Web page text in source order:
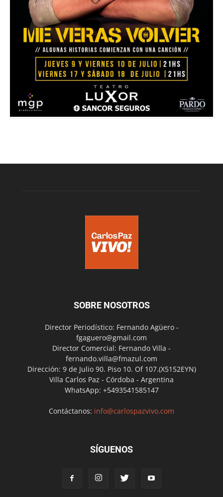
SOBRE NOSOTROS
Director Periodístico: Fernando Agüero -
fgaguero@gmail.com
Director Comercial: Fernando Villa -
fernando.villa@fmazul.com
Dirección: 9 de Julio 90. Piso 10. Of 107.(X5152EYN)
Villa Carlos Paz - Córdoba - Argentina
WhatsApp: +5493541585147
Contáctanos: info@carlospazvivo.com
SÍGUENOS